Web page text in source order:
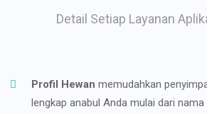
Detail Setiap Layanan
Profil Hewan memudahkan
lengkap anabul Anda mulai dari